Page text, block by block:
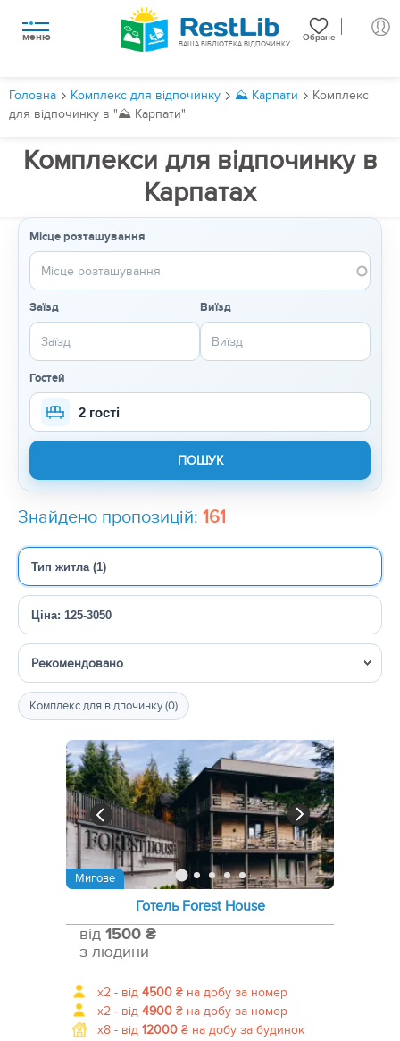
меню Обране
ВАША БІБЛІОТЕКА ВІДПОЧИНКУ
Головна Комплекс для відпочинку ⛰️ Карпати
Комплекс
для відпочинку в "⛰️ Карпати"
Комплекси для відпочинку в
Карпатах
Місце розташування
Заїзд Виїзд
Гостей
2 гості
Знайдено пропозицій: 161
Тип житла (1)
Ціна: 125-3050
Сортувати
Комплекс для відпочинку (0)
Мигове
Готель Forest House
від 1500 ₴
з людини
x2 - від 4500 ₴ на добу за номер
x2 - від 4900 ₴ на добу за номер
x8 - від 12000 ₴ на добу за будинок